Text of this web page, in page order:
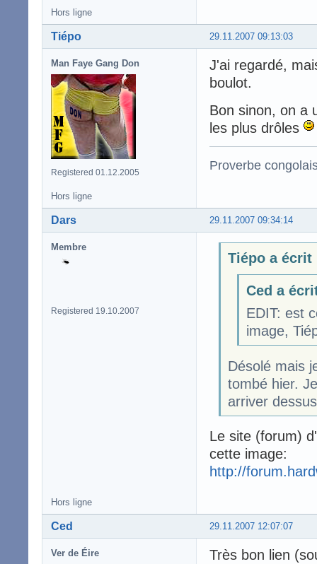
Hors ligne
29.11.2007 09:13:03
Tiépo
Man Faye Gang Don
Registered 01.12.2005
J'ai regardé,
boulot.
Bon sinon, on a
les plus drôles
Proverbe
Hors ligne
29.11.2007 09:34:14
Dars
Membre
Registered 19.10.2007
Tiépo a écrit
Ced a
EDIT: est
image,
Désolé mais
tombé hier.
arriver
Le site (forum)
cette image:
http://
Hors ligne
29.11.2007 12:07:07
Ced
Ver de Éire
Très bon lien